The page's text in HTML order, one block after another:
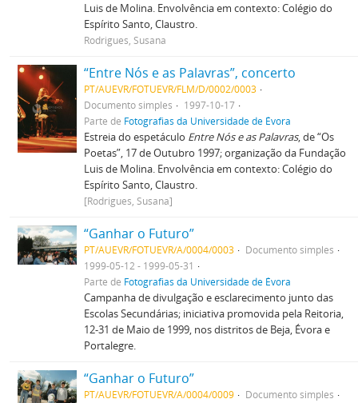
Luis de Molina. Envolvência em contexto: Colégio do
Espírito Santo, Claustro.
Rodrigues, Susana
“Entre Nós e as Palavras”, concerto
PT/AUEVR/FOTUEVR/FLM/D/0002/0003
Documento simples
1997-10-17
Parte de Fotografias da Universidade de Évora
Estreia do espetáculo Entre Nós e as Palavras, de “Os
Poetas”, 17 de Outubro 1997; organização da Fundação
Luis de Molina. Envolvência em contexto: Colégio do
Espírito Santo, Claustro.
[Rodrigues, Susana]
“Ganhar o Futuro”
PT/AUEVR/FOTUEVR/A/0004/0003
Documento simples
1999-05-12 - 1999-05-31
Parte de Fotografias da Universidade de Évora
Campanha de divulgação e esclarecimento junto das
Escolas Secundárias; iniciativa promovida pela Reitoria,
12-31 de Maio de 1999, nos distritos de Beja, Évora e
Portalegre.
“Ganhar o Futuro”
PT/AUEVR/FOTUEVR/A/0004/0009
Documento simples